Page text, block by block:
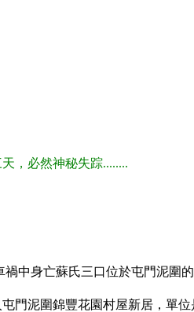
，必然神秘失踪........
禍中身亡蘇氏三口位於屯門泥圍
門泥圍錦豐花園村屋新居，單